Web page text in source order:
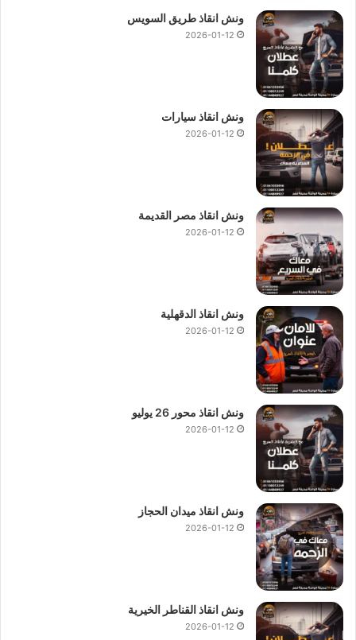
ونش انقاذ طريق السويس
2026-01-12
ونش انقاذ سيارات
2026-01-12
ونش انقاذ مصر القديمة
2026-01-12
ونش انقاذ الدقهلية
2026-01-12
ونش انقاذ محور 26 يوليو
2026-01-12
ونش انقاذ ميدان الحجاز
2026-01-12
ونش انقاذ القناطر الخيرية
2026-01-12